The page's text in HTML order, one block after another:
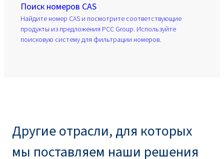
Поиск номеров CAS
Найдите номер CAS и посмотрите соответствующие
продукты из предложения PCC Group. Используйте
поисковую систему для фильтрации номеров.
Другие отрасли, для которых
мы поставляем наши решения